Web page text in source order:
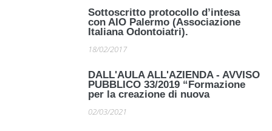
Sottoscritto protocollo d’intesa
con AIO Palermo (Associazione
Italiana Odontoiatri).
18/02/2017
DALL'AULA ALL'AZIENDA - AVVISO
PUBBLICO 33/2019 “Formazione
per la creazione di nuova
02/03/2021